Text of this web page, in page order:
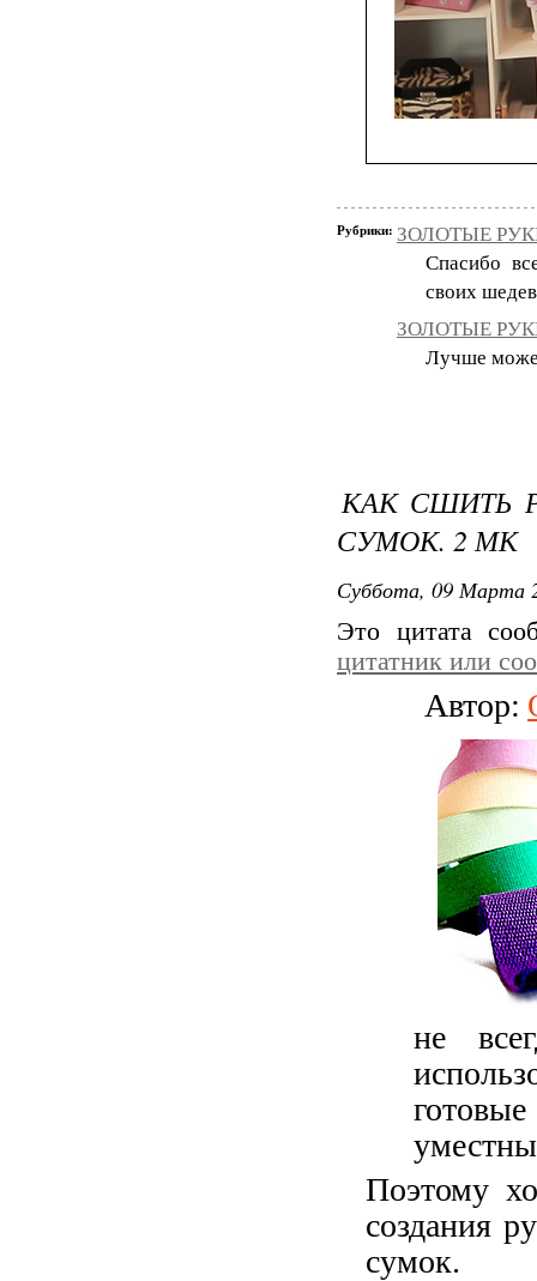
Рубрики: ЗОЛОТЫЕ
Спасибо
своих
ЗОЛОТЫЕ
Лучше
КАК СШИТЬ
СУМОК. 2 МК
Суббота, 09 Марта
Это цитата
цитатник или
Автор:
не
Поэтому
создания
сумок.